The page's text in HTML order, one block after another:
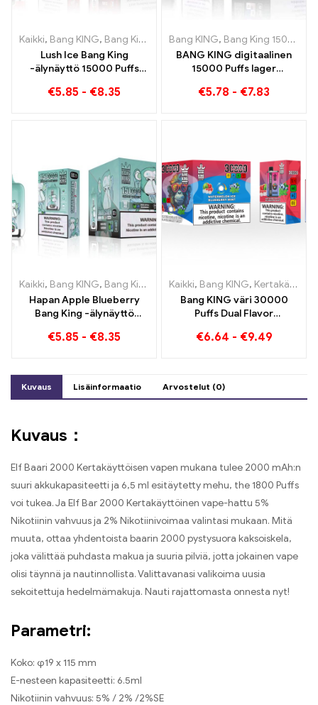
Kaikki, Bang KING, Bang King Smart Screen 15000 Pullistaa ,
Lush Ice Bang King
-älynäyttö 15000 Puffs
sekoitus vesimelonia ja
€5.85 - €8.35
Bang KING, Bang King 15000 Puffs
BANG KING digitaalinen
15000 Puffs lager
Junaton nautinto
€5.78 - €7.83
Kaikki, Bang KING, Bang King Smart Screen 15000 Pullistaa ,
Hapan Apple Blueberry
Bang King -älynäyttö
höyrytyskokemus täynnä
€5.85 - €8.35
Kaikki, Bang KING, Kertakäyttöiset sähkösavukkeet Liettua
Bang KING väri 30000
Puffs Dual Flavor
Täydellinen yhdistelmä
vesimelonia
€6.64 - €9.49
Kuvaus Lisäinformaatio Arvostelut (0)
Kuvaus：
Elf Baari 2000 Kertakäyttöisen vapen mukana tulee 2000 mAh:n
suuri akkukapasiteetti ja 6,5 ​​ml esitäytetty mehu, the 1800 Puffs
voi tukea. Ja Elf Bar 2000 Kertakäyttöinen vape-hattu 5%
Nikotiinin vahvuus ja 2% Nikotiinivoimaa valintasi mukaan. Mitä
muuta, ottaa yhdentoista baarin 2000 pystysuora kaksoiskela,
joka välittää puhdasta makua ja suuria pilviä, jotta jokainen vape
olisi täynnä ja nautinnollista. Valittavanasi valikoima uusia
sekoitettuja hedelmämakuja. Nauti rajattomasta onnesta nyt!
Parametri:
Koko: φ19 x 115 mm
E-nesteen kapasiteetti: 6.5ml
Nikotiinin vahvuus: 5% / 2% /2%SE